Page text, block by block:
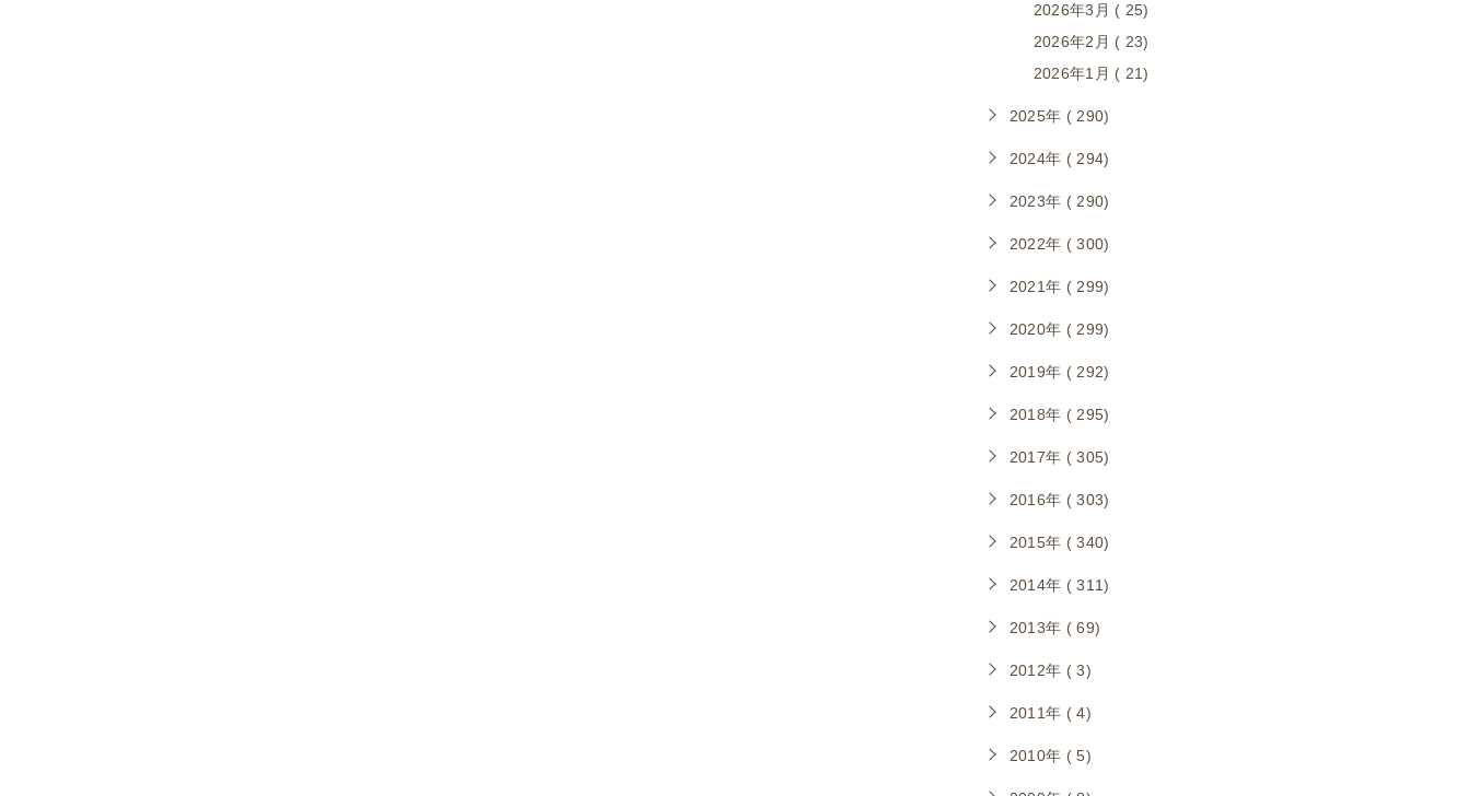
2026年3月 ( 25)
2026年2月 ( 23)
2026年1月 ( 21)
2025年 ( 290)
2024年 ( 294)
2023年 ( 290)
2022年 ( 300)
2021年 ( 299)
2020年 ( 299)
2019年 ( 292)
2018年 ( 295)
2017年 ( 305)
2016年 ( 303)
2015年 ( 340)
2014年 ( 311)
2013年 ( 69)
2012年 ( 3)
2011年 ( 4)
2010年 ( 5)